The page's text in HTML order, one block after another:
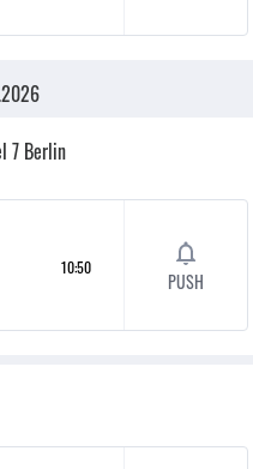
7 Berlin
10:50
PUSH